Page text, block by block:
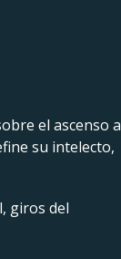
el ascenso a
su intelecto,
giros del